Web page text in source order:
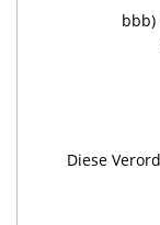
bbb)
Diese